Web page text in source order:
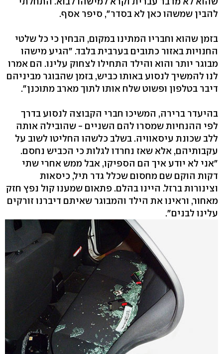
להבין שמשהו כאן לא בסדר", סיפר אסף.
בזמן שהוא וחבריו המתינו במקום, הבחין כי כל שלטי
החנויות באזור כתובים בערבית בלבד. "הגיע מישהו
מבוגר יותר והוא והילד התחילו לצחוק עלינו. הם אמרו
לנו להמשיך לנסוע באותו כביש, בזמן שהבוגר מביניהם
דיבר בטלפון ופשוט שלח אותו לתוך מארב מתוכנן".
בהיעדר ברירה, המשיכו חברי הקבוצה לנסוע בדרך
לפי ההנחיות שמסרו להם השניים - שהובילה אותה
ללב שכונת עיסאוויה. בשלב כלשהו החליטו לשוב על
עקבותיהם, אלא שאז נחרדו לגלות כי הכביש נחסם.
"אני לא יודע איך הם הספיקו, אבל ממש אחרי שתי
דקות הוקם שם מחסום שכלל גדר תיל, כיסאות
וצינורות ברזל. היינו בהלם. פתאום שמענו קול נפץ חזק
מאחור, וראינו את הילד והמבוגר שאיתם דיברנו זורקים
עלינו לבנים".